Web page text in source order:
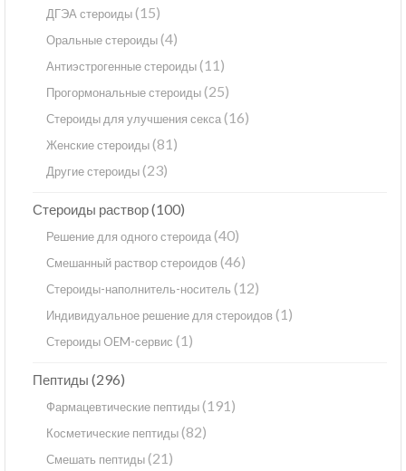
ДГЭА стероиды(15)
Оральные стероиды(4)
Антиэстрогенные стероиды(11)
Прогормональные стероиды(25)
Стероиды для улучшения секса(16)
Женские стероиды(81)
Другие стероиды(23)
Стероиды раствор(100)
Решение для одного стероида(40)
Смешанный раствор стероидов (46)
Стероиды-наполнитель-носитель (12)
Индивидуальное решение для стероидов (1)
Стероиды OEM-сервис (1)
Пептиды (296)
Фармацевтические пептиды(191)
Косметические пептиды(82)
Смешать пептиды(21)